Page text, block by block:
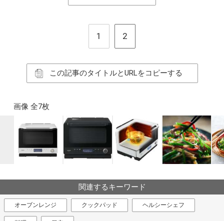
1 2
この記事のタイトルとURLをコピーする
画像 全7枚
関連するキーワード
オーブンレンジ クックパッド ヘルシーシェフ